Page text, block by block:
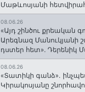
Մաթևոսյանի
08.06.26
«Այդ շինծու քրեական
Արեգնազ Մանուկյանի
դստեր հետ»․ Դերենիկ
08.06.26
«Տատիկի գանձ».
Կիրակոսյանը